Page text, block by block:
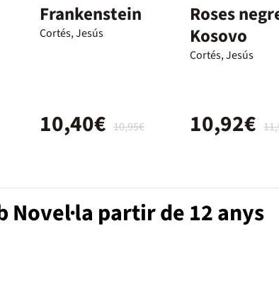
Frankenstein
Cortés, Jesús
10,95€
10,40€
Roses
Kosovo
Cortés, Jesús
10,92€
partir de 12 anys